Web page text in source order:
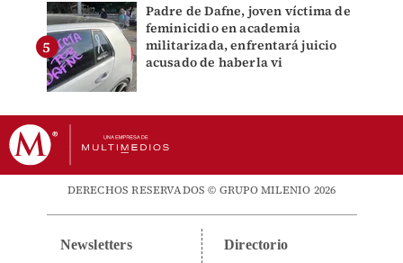
Padre de Dafne, joven víctima de
feminicidio en academia
militarizada, enfrentará juicio
acusado de haberla vi
DERECHOS RESERVADOS © GRUPO MILENIO 2026
Newsletters Directorio